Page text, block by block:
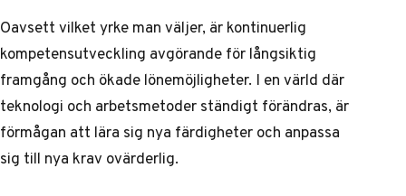
Oavsett vilket yrke man väljer, är kontinuerlig
kompetensutveckling avgörande för långsiktig
framgång och ökade lönemöjligheter. I en värld där
teknologi och arbetsmetoder ständigt förändras, är
förmågan att lära sig nya färdigheter och anpassa
sig till nya krav ovärderlig.